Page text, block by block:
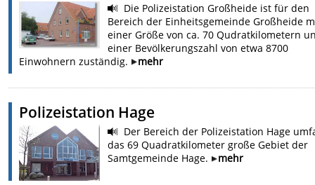
Die Polizeistation Großheide ist für den
Bereich der Einheitsgemeinde Großheide
einer Größe von ca. 70 Qudratkilometern
einer Bevölkerungszahl von etwa 8700
Einwohnern zuständig.
mehr
Polizeistation Hage
Der Bereich der Polizeistation Hage
das 69 Quadratkilometer große Gebiet der
Samtgemeinde Hage.
mehr